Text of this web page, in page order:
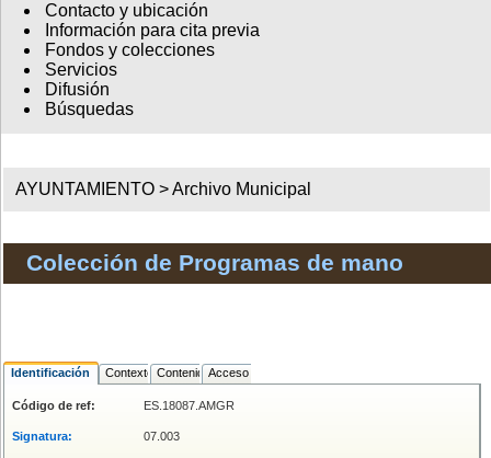
Contacto y ubicación
Información para cita previa
Fondos y colecciones
Servicios
Difusión
Búsquedas
AYUNTAMIENTO >Archivo Municipal
Colección de Programas de mano
Identificación Contexto ContenidoAcceso
Código de ref: ES.18087.AMGR
Signatura: 07.003